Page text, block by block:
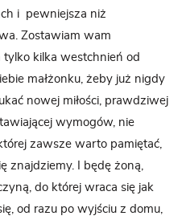
i pewniejsza niż
Zostawiam wam
kilka westchnień od
małżonku, żeby już nigdy
nowej miłości, prawdziwej
wymogów, nie
zawsze warto pamiętać,
znajdziemy. I będę żoną,
do której wraca się jak
od razu po wyjściu z domu,